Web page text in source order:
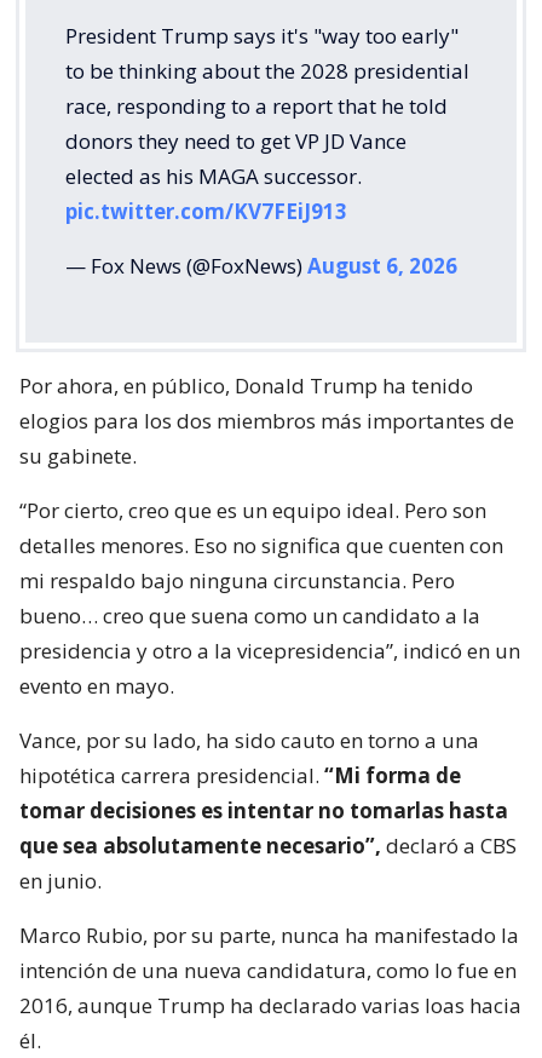
President Trump says it's "way too early"
to be thinking about the 2028 presidential
race, responding to a report that he told
donors they need to get VP JD Vance
elected as his MAGA successor.
pic.twitter.com/KV7FEiJ913
— Fox News (@FoxNews)August 6, 2026
Por ahora, en público, Donald Trump ha tenido
elogios para los dos miembros más importantes de
su gabinete.
“Por cierto, creo que es un equipo ideal. Pero son
detalles menores. Eso no significa que cuenten con
mi respaldo bajo ninguna circunstancia. Pero
bueno… creo que suena como un candidato a la
presidencia y otro a la vicepresidencia”, indicó en un
evento en mayo.
Vance, por su lado, ha sido cauto en torno a una
hipotética carrera presidencial. “Mi forma de
tomar decisiones es intentar no tomarlas hasta
que sea absolutamente necesario”, declaró a CBS
en junio.
Marco Rubio, por su parte, nunca ha manifestado la
intención de una nueva candidatura, como lo fue en
2016, aunque Trump ha declarado varias loas hacia
él.